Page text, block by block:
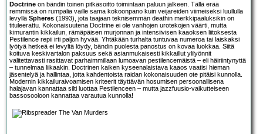
Doctrine on bändin toinen pitkäsoitto toimintaan paluun jälkeen. Tällä erää
remmissä on rumpalia vaille sama kokoonpano kuin veijareiden viimeiseksi luullulla
levyllä Spheres (1993), jota taajaan teknisemmän deathin merkkipaaluksikin on
tituleerattu. Kokonaisuutena Doctrine ei ole vanhojen urotekojen väärti, mutta
kimurantin kikkailun, rämäpäisen murjonnan ja intensiivisen kaaoksen liitoksesta
Pestilence repii irti paljon hyvää. Yhtäkään turhalta tuntuvaa numeroa tai laiskaksi
lyötyä hetkeä ei levyltä löydy, bändin puolesta panostus on kovaa luokkaa. Siitä
koituva keskivartalon paksuus sekä asianmukaisesti kikkaillut ylilyönnit
valitettavasti rasittavat parhaimmillaan lumoavan pestilencemäistä – eli häiriintynyttä
– tunnelmaa liikaakin. Doctrinen kaiken kyseenalaistava kaaos vaatisi hieman
jäsentelyä ja hallintaa, jotta kahdentoista raidan kokonaisuuden ote pitäisi kunnolla.
Modernin kikkailuraivoamisen kriteerit täyttävän hosumisen persoonallisena
halajavan kannattaa silti luottaa Pestilenceen – mutta jazzfuusio-vaikutteiseen
bassosooloon kannattaa varautua kunnolla!